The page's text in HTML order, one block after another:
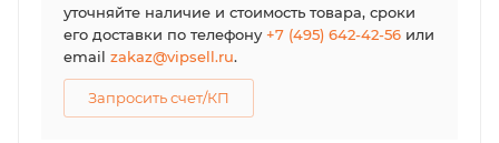
уточняйте наличие и стоимость товара, сроки
его доставки по телефону+7 (495) 642-42-56 или
email zakaz@vipsell.ru.
Запросить счет/КП